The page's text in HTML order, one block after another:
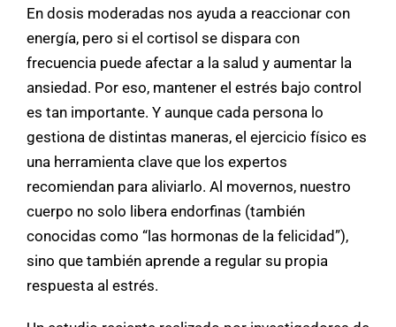
En dosis moderadas nos ayuda a reaccionar con
energía, pero si el cortisol se dispara con
frecuencia puede afectar a la salud y aumentar la
ansiedad. Por eso, mantener el estrés bajo control
es tan importante. Y aunque cada persona lo
gestiona de distintas maneras, el ejercicio físico es
una herramienta clave que los expertos
recomiendan para aliviarlo. Al movernos, nuestro
cuerpo no solo libera endorfinas (también
conocidas como “las hormonas de la felicidad”),
sino que también aprende a regular su propia
respuesta al estrés.